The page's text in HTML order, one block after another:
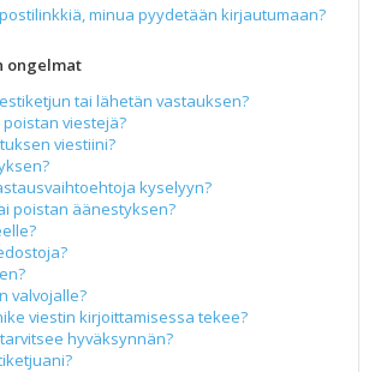
minua pyydetään kirjautumaan?
ongelmat
tai lähetän vastauksen?
viestejä?
viestiini?
kyselyyn?
poistan äänestyksen?
valvojalle?
viestin kirjoittamisessa tekee?
hyväksynnän?